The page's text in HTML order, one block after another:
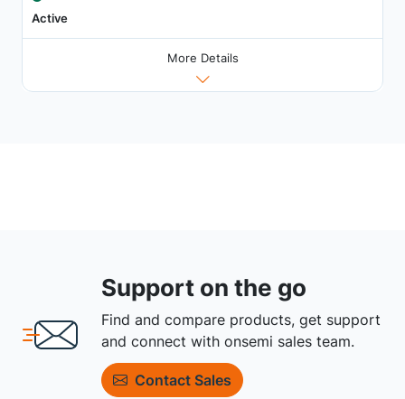
Active
More Details
Support on the go
Find and compare products, get support
and connect with onsemi sales team.
Contact Sales